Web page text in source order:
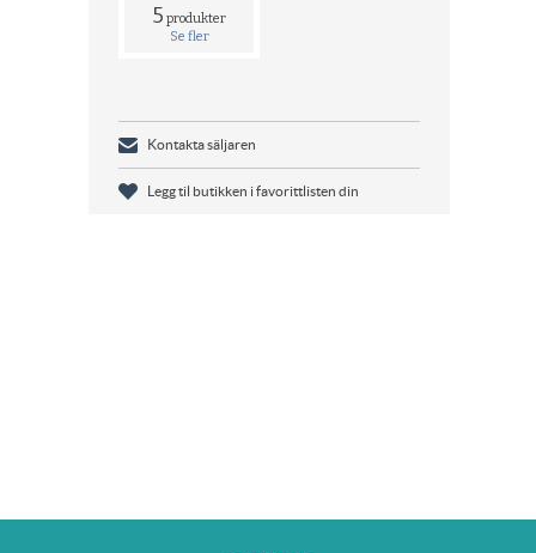
5 produkter
Se fler
Kontakta säljaren
Legg til butikken i favorittlisten din